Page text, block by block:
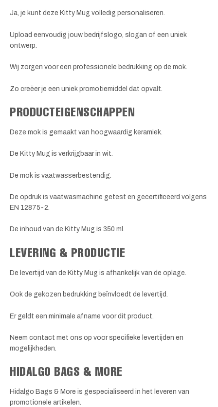
Ja, je kunt deze Kitty Mug volledig personaliseren.
Upload eenvoudig jouw bedrijfslogo, slogan of een uniek
ontwerp.
Wij zorgen voor een professionele bedrukking op de mok.
Zo creëer je een uniek promotiemiddel dat opvalt.
PRODUCTEIGENSCHAPPEN
Deze mok is gemaakt van hoogwaardig keramiek.
De Kitty Mug is verkrijgbaar in wit.
De mok is vaatwasserbestendig.
De opdruk is vaatwasmachine getest en gecertificeerd volgens
EN 12875-2.
De inhoud van de Kitty Mug is 350 ml.
LEVERING & PRODUCTIE
De levertijd van de Kitty Mug is afhankelijk van de oplage.
Ook de gekozen bedrukking beïnvloedt de levertijd.
Er geldt een minimale afname voor dit product.
Neem contact met ons op voor specifieke levertijden en
mogelijkheden.
HIDALGO BAGS & MORE
Hidalgo Bags & More is gespecialiseerd in het leveren van
promotionele artikelen.